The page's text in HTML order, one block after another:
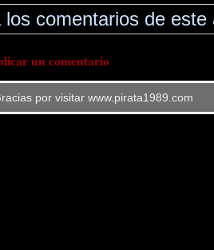
los comentarios de este
un comentario
por visitar www.pirata1989.com